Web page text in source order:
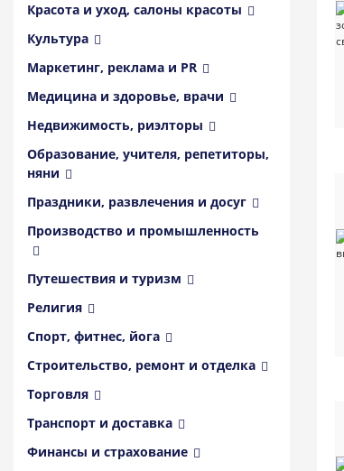
Красота и уход, салоны красоты
Культура
Маркетинг, реклама и PR
Медицина и здоровье, врачи
Недвижимость, риэлторы
Образование, учителя, репетиторы,
няни
Праздники, развлечения и досуг
Производство и промышленность
Путешествия и туризм
Религия
Спорт, фитнес, йога
Строительство, ремонт и отделка
Торговля
Транспорт и доставка
Финансы и страхование